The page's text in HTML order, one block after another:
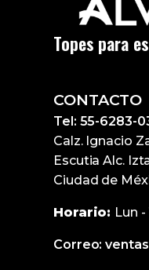
Topes para
CONTACTO
Tel: 55-6283-
Calz. Ignacio
Escutia Alc.
Ciudad de
Horario: Lun -
Correo: